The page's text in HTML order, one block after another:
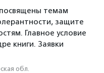
темам
защите
Главное условие
книги. Заявки
обл.